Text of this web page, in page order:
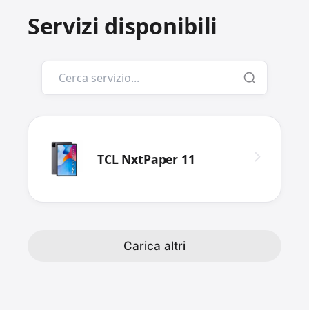
Servizi disponibili
TCL NxtPaper 11
Carica altri